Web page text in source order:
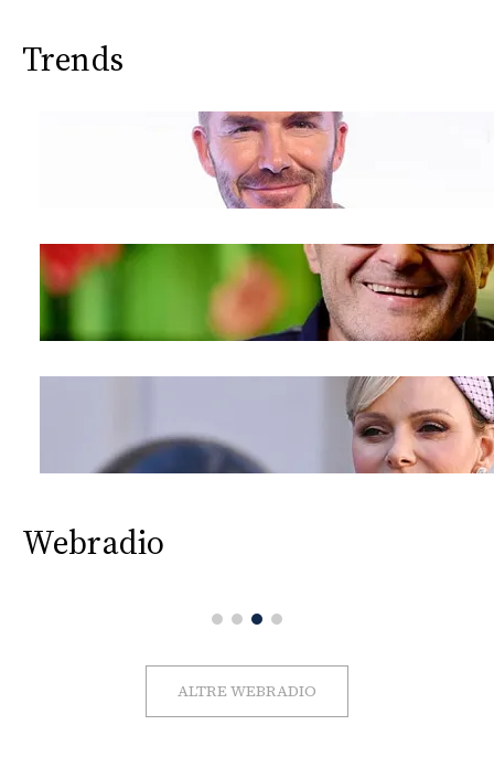
Trends
Webradio
ALTRE WEBRADIO